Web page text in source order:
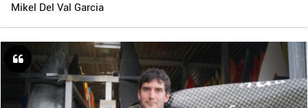
Mikel Del Val Garcia